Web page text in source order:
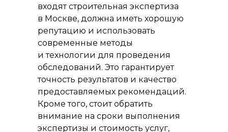
входят строительная экспертиза
в Москве, должна иметь хорошую
репутацию и использовать
современные методы
и технологии для проведения
обследований. Это гарантирует
точность результатов и качество
предоставляемых рекомендаций.
Кроме того, стоит обратить
внимание на сроки выполнения
экспертизы и стоимость услуг,